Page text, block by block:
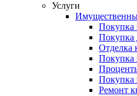
Услуги
Покупка
Покупка
Отделка
Покупка
Ремонт